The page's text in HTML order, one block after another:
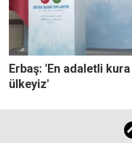
Erbaş: 'En adaletli
ülkeyiz'